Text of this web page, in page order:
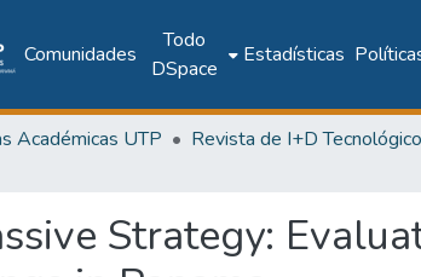
Comunidades
Todo
DSpace
Estadísticas
Académicas UTP Revista de I+D Tecnológico
Strategy: